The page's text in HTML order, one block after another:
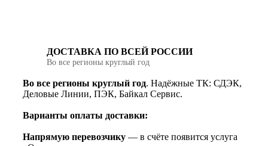
ДОСТАВКА ПО ВСЕЙ РОССИИ
Во все регионы круглый год
Во все регионы круглый год. Надёжные ТК: СДЭК,
Деловые Линии, ПЭК, Байкал Сервис.
Варианты оплаты доставки:
Напрямую перевозчику — в счёте появится услуга